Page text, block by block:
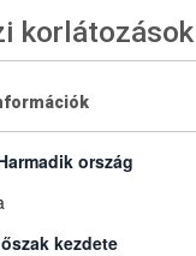
korlátozások
ország
kezdete